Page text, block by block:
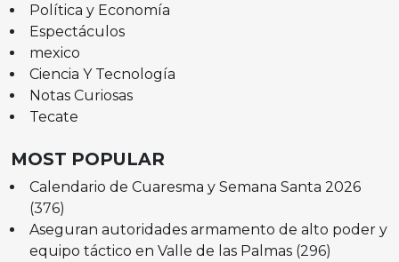
Política y Economía
Espectáculos
mexico
Ciencia Y Tecnología
Notas Curiosas
Tecate
MOST POPULAR
Calendario de Cuaresma y Semana Santa 2026
(376)
Aseguran autoridades armamento de alto poder y
equipo táctico en Valle de las Palmas (296)